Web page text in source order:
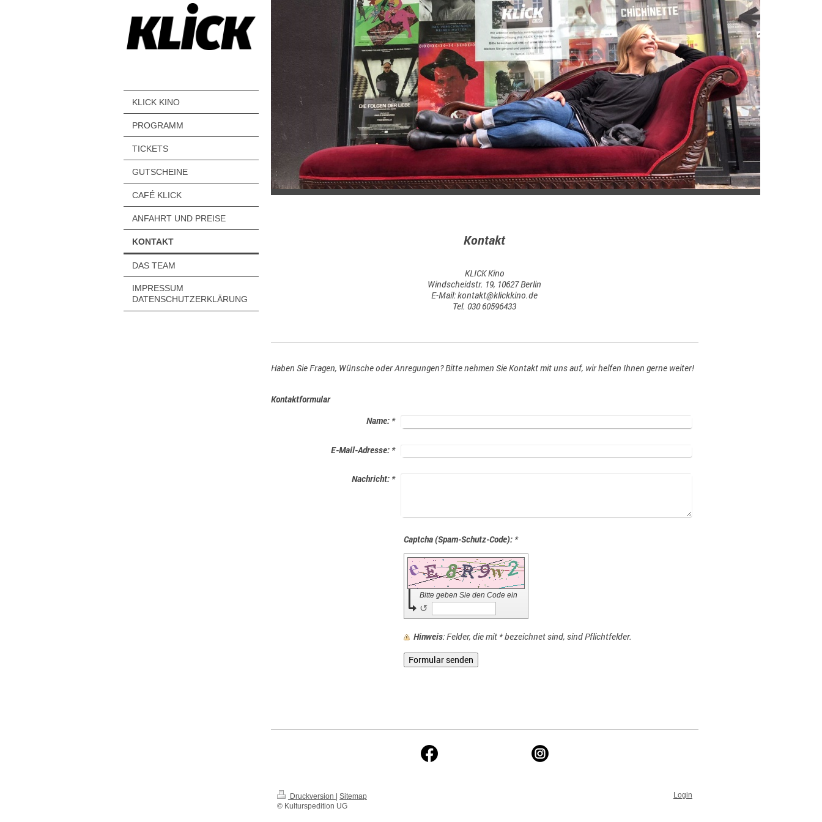
KLICK KINO
PROGRAMM
TICKETS
GUTSCHEINE
CAFÉ KLICK
ANFAHRT UND PREISE
KONTAKT
DAS TEAM
IMPRESSUM
DATENSCHUTZERKLÄRUNG
Kontakt
KLICK Kino
Windscheidstr. 19, 10627 Berlin
E-Mail: kontakt@klickkino.de
Tel. 030 60596433
Haben Sie Fragen, Wünsche oder Anregungen? Bitte nehmen Sie Kontakt mit uns auf, wir helfen Ihnen gerne weiter!
Kontaktformular
Name:*
E-Mail-Adresse:*
Nachricht:*
Captcha (Spam-Schutz-Code): *
Bitte geben Sie den Code ein
↺
Hinweis : Felder, die mit *bezeichnet sind, sind Pflichtfelder.
Druckversion | Sitemap
© Kulturspedition UG
Login